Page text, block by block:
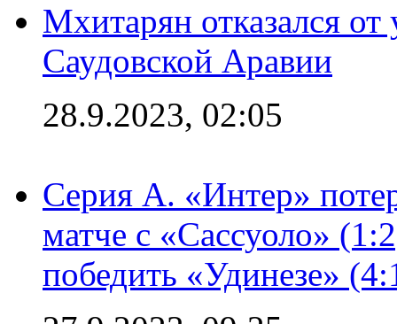
Мхитарян отказался от
Саудовской Аравии
28.9.2023, 02:05
Серия А. «Интер»
матче с «Сассуоло»
победить «Удинезе»